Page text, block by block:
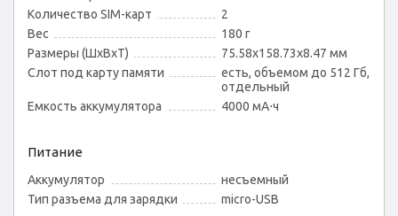
Количество SIM-карт
2
Вес
180 г
Размеры (ШxВxТ)
75.58x158.73x8.47 мм
Слот под карту памяти
есть, объемом до 512 Гб,
отдельный
Емкость аккумулятора
4000 мА⋅ч
Питание
Аккумулятор
несъемный
Тип разъема для зарядки
micro-USB